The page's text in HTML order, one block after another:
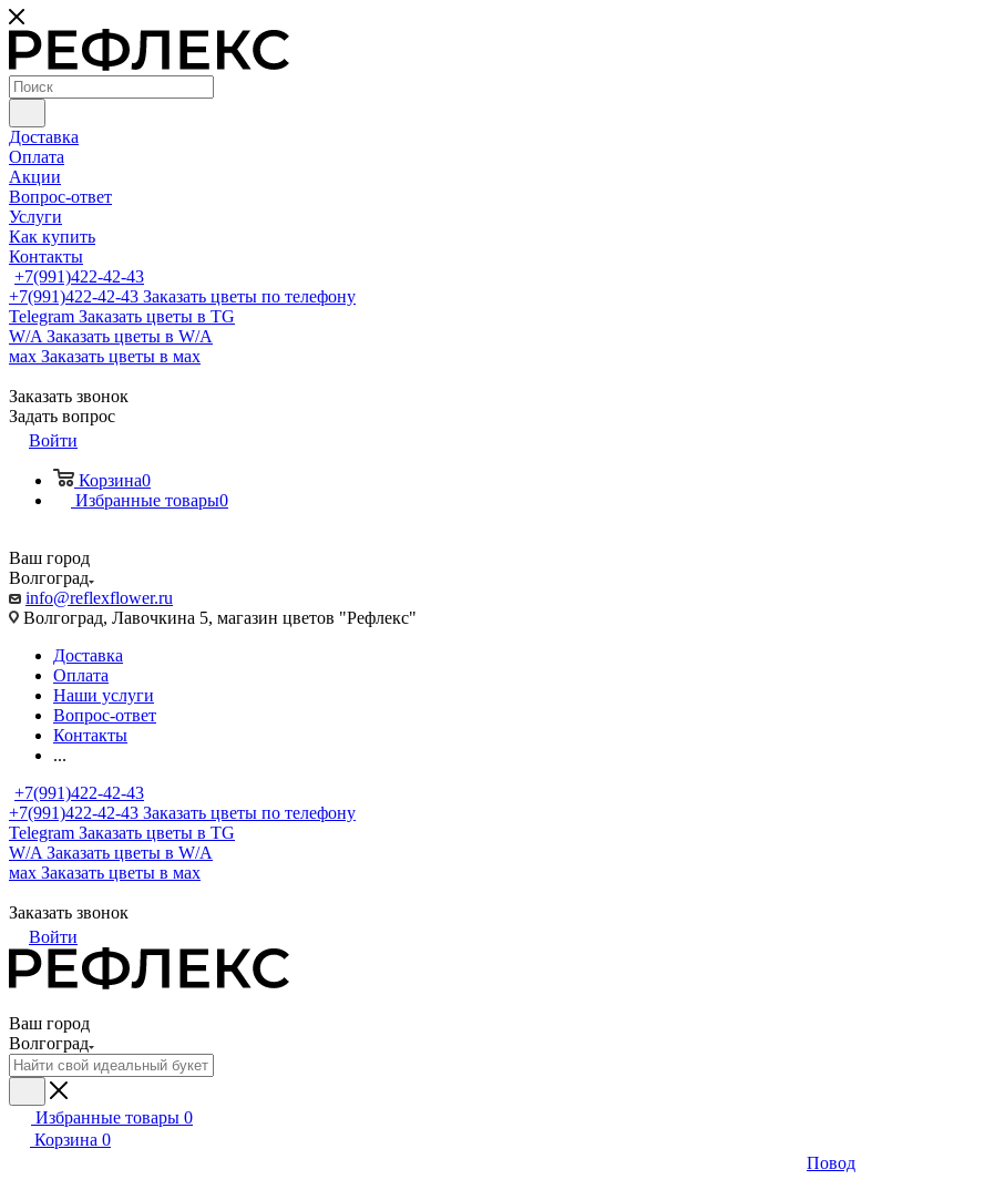
Доставка
Оплата
Акции
Вопрос-ответ
Услуги
Как купить
Контакты
+7(991)422-42-43
+7(991)422-42-43 Заказать цветы по телефону
Telegram Заказать цветы в TG
W/A Заказать цветы в W/A
мах Заказать цветы в мах
Заказать звонок
Задать вопрос
Войти
Корзина0
Избранные товары0
Ваш город
Волгоград
info@reflexflower.ru
Волгоград, Лавочкина 5, магазин цветов "Рефлекс"
Доставка
Оплата
Наши услуги
Вопрос-ответ
Контакты
...
+7(991)422-42-43
+7(991)422-42-43 Заказать цветы по телефону
Telegram Заказать цветы в TG
W/A Заказать цветы в W/A
мах Заказать цветы в мах
Заказать звонок
Войти
Ваш город
Волгоград
Избранные товары 0
Корзина 0
Повод